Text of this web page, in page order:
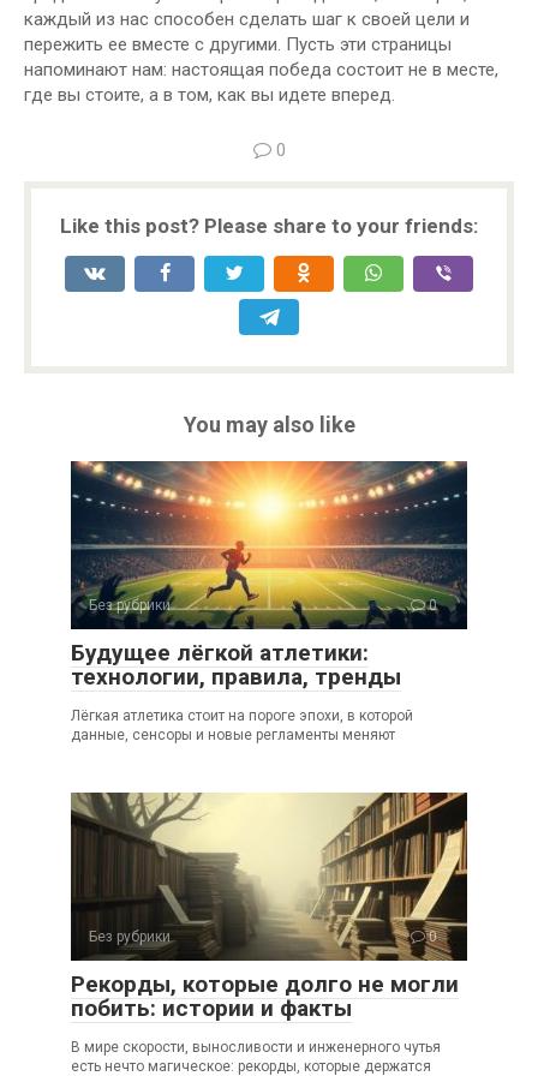
каждый из нас способен сделать шаг к своей цели и
пережить ее вместе с другими. Пусть эти страницы
напоминают нам: настоящая победа состоит не в месте,
где вы стоите, а в том, как вы идете вперед.
0
Like this post? Please share to your friends:
You may also like
Без рубрики 0
Будущее лёгкой атлетики:
технологии, правила, тренды
Лёгкая атлетика стоит на пороге эпохи, в которой
данные, сенсоры и новые регламенты меняют
Без рубрики 0
Рекорды, которые долго не могли
побить: истории и факты
В мире скорости, выносливости и инженерного чутья
есть нечто магическое: рекорды, которые держатся